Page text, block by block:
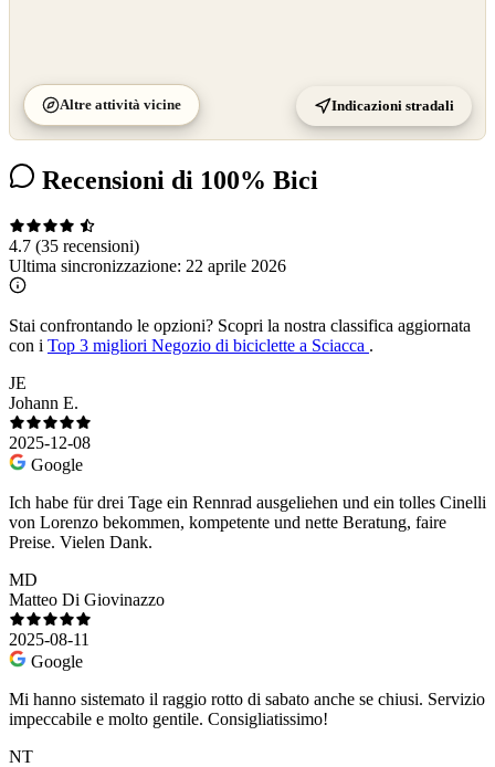
Altre attività vicine Indicazioni stradali
Recensioni di 100% Bici
4.7 (35 recensioni)
Ultima sincronizzazione: 22 aprile 2026
Stai confrontando le opzioni? Scopri la nostra classifica aggiornata
con i Top 3 migliori Negozio di biciclette a Sciacca .
JE
Johann E.
2025-12-08
Google
Ich habe für drei Tage ein Rennrad ausgeliehen und ein tolles Cinelli
von Lorenzo bekommen, kompetente und nette Beratung, faire
Preise. Vielen Dank.
MD
Matteo Di Giovinazzo
2025-08-11
Google
Mi hanno sistemato il raggio rotto di sabato anche se chiusi. Servizio
impeccabile e molto gentile. Consigliatissimo!
NT